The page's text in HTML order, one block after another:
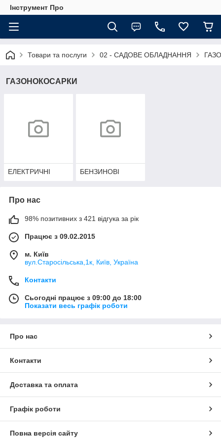
Інструмент Про
Товари та послуги 02 - САДОВЕ ОБЛАДНАННЯ
ГАЗОНОКОСАРКИ
ЕЛЕКТРИЧНІ БЕНЗИНОВІ
Про нас
98% позитивних з 421 відгука за рік
Працює з 09.02.2015
м. Київ
вул.Старосільська,1к, Київ, Україна
Контакти
Сьогодні працює з 09:00 до 18:00
Показати весь графік роботи
Про нас
Контакти
Доставка та оплата
Графік роботи
Повна версія сайту